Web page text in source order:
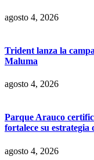
agosto 4, 2026
Trident lanza la
Maluma
agosto 4, 2026
Parque Arauco
fortalece su
agosto 4, 2026